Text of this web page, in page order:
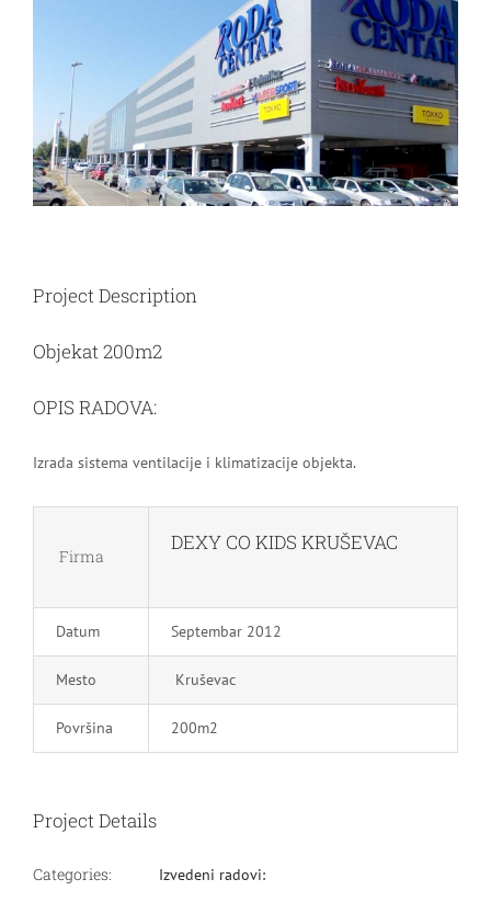
Project Description
Objekat 200m2
OPIS RADOVA:
Izrada sistema ventilacije i klimatizacije objekta.
Firma
DEXY CO KIDS KRUŠEVAC
Datum Septembar 2012
Mesto Kruševac
Površina 200m2
Project Details
Categories: Izvedeni radovi: